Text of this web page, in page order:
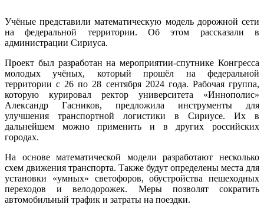
Учёные представили математическую модель дорожной сети
на федеральной территории. Об этом рассказали в
администрации Сириуса.
Проект был разработан на мероприятии-спутнике Конгресса
молодых учёных, который прошёл на федеральной
территории с 26 по 28 сентября 2024 года. Рабочая группа,
которую курировал ректор университета «Иннополис»
Александр Гасников, предложила инструменты для
улучшения транспортной логистики в Сириусе. Их в
дальнейшем можно применить и в других российских
городах.
На основе математической модели разработают несколько
схем движения транспорта. Также будут определены места для
установки «умных» светофоров, обустройства пешеходных
переходов и велодорожек. Меры позволят сократить
автомобильный трафик и затраты на поездки.